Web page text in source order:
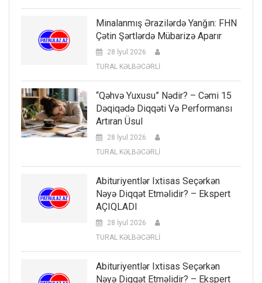
Minalanmış Ərazilərdə Yanğın: FHN
Çətin Şərtlərdə Mübarizə Aparır
28 İyul 2026
TURAL KƏLBƏCƏRLİ
“Qəhvə Yuxusu” Nədir? – Cəmi 15
Dəqiqədə Diqqəti Və Performansı
Artıran Üsul
28 İyul 2026
TURAL KƏLBƏCƏRLİ
Abituriyentlər Ixtisas Seçərkən
Nəyə Diqqət Etməlidir? – Ekspert
AÇIQLADI
28 İyul 2026
TURAL KƏLBƏCƏRLİ
Abituriyentlər Ixtisas Seçərkən
Nəyə Diqqət Etməlidir? – Ekspert